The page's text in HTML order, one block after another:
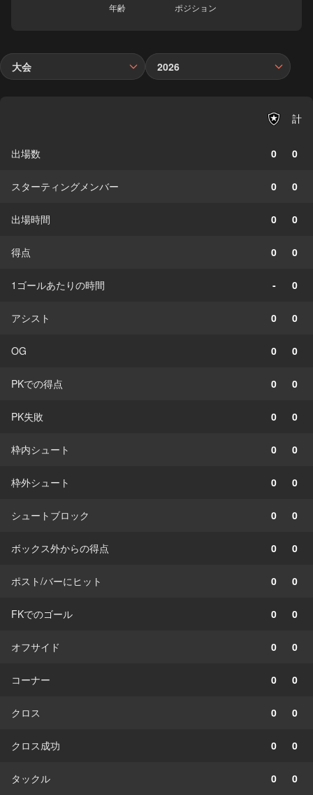
年齢 ポジション
大会 2026
計
出場数 0 0
スターティングメンバー 0 0
出場時間 0 0
得点 0 0
1ゴールあたりの時間 - 0
アシスト 0 0
OG 0 0
PKでの得点 0 0
PK失敗 0 0
枠内シュート 0 0
枠外シュート 0 0
シュートブロック 0 0
ボックス外からの得点 0 0
ポスト/バーにヒット 0 0
FKでのゴール 0 0
オフサイド 0 0
コーナー 0 0
クロス 0 0
クロス成功 0 0
タックル 0 0